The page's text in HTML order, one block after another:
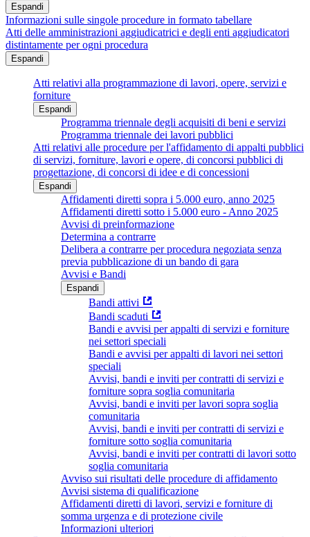
Espandi
Informazioni sulle singole procedure in formato tabellare
Atti delle amministrazioni aggiudicatrici e degli enti aggiudicatori
distintamente per ogni procedura
Espandi
Atti relativi alla programmazione di lavori, opere, servizi e
forniture
Espandi
Programma triennale degli acquisiti di beni e servizi
Programma triennale dei lavori pubblici
Atti relativi alle procedure per l'affidamento di appalti pubblici
di servizi, forniture, lavori e opere, di concorsi pubblici di
progettazione, di concorsi di idee e di concessioni
Espandi
Affidamenti diretti sopra i 5.000 euro, anno 2025
Affidamenti diretti sotto i 5.000 euro - Anno 2025
Avvisi di preinformazione
Determina a contrarre
Delibera a contrarre per procedura negoziata senza
previa pubblicazione di un bando di gara
Avvisi e Bandi
Espandi
Bandi attivi
Bandi scaduti
Bandi e avvisi per appalti di servizi e forniture
nei settori speciali
Bandi e avvisi per appalti di lavori nei settori
speciali
Avvisi, bandi e inviti per contratti di servizi e
forniture sopra soglia comunitaria
Avvisi, bandi e inviti per lavori sopra soglia
comunitaria
Avvisi, bandi e inviti per contratti di servizi e
forniture sotto soglia comunitaria
Avvisi, bandi e inviti per contratti di lavori sotto
soglia comunitaria
Avviso sui risultati delle procedure di affidamento
Avvisi sistema di qualificazione
Affidamenti diretti di lavori, servizi e forniture di
somma urgenza e di protezione civile
Informazioni ulteriori